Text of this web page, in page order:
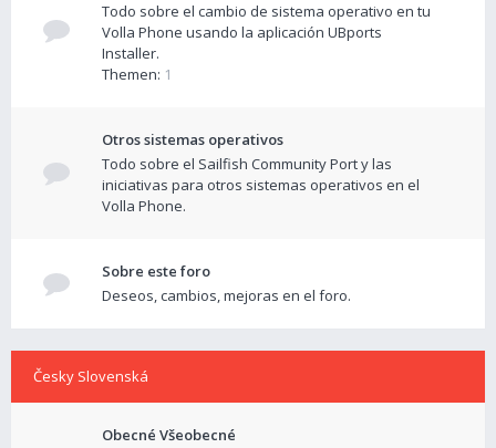
Todo sobre el cambio de sistema operativo en tu
Volla Phone usando la aplicación UBports
Installer.
Themen: 1
Otros sistemas operativos
Todo sobre el Sailfish Community Port y las
iniciativas para otros sistemas operativos en el
Volla Phone.
Sobre este foro
Deseos, cambios, mejoras en el foro.
Česky Slovenská
Obecné Všeobecné